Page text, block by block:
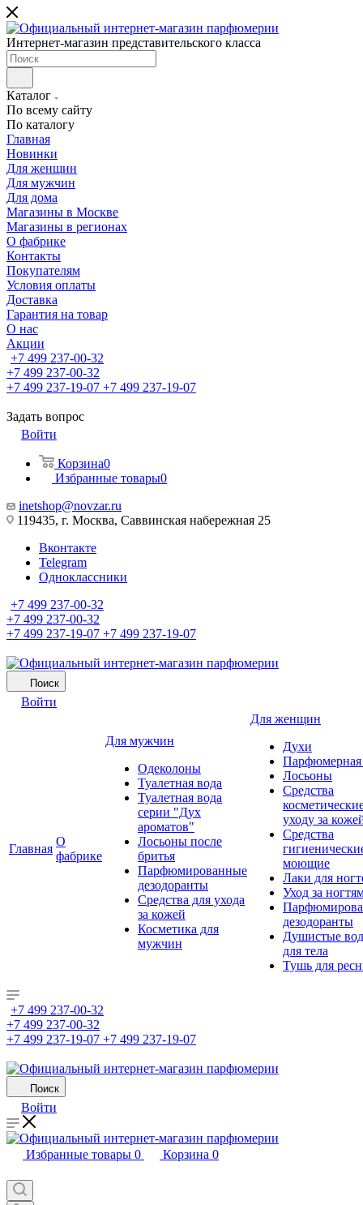
Интернет-магазин представительского класса
Каталог
По всему сайту
По каталогу
Главная
Новинки
Для женщин
Для мужчин
Для дома
Магазины в Москве
Магазины в регионах
О фабрике
Контакты
Покупателям
Условия оплаты
Доставка
Гарантия на товар
О нас
Акции
+7 499 237-00-32
+7 499 237-00-32
+7 499 237-19-07 +7 499 237-19-07
Задать вопрос
Войти
Корзина0
Избранные товары0
inetshop@novzar.ru
119435, г. Москва, Саввинская набережная 25
Вконтакте
Telegram
Одноклассники
+7 499 237-00-32
+7 499 237-00-32
+7 499 237-19-07 +7 499 237-19-07
Поиск
Войти
Главная
О
фабрике
Для мужчин
Одеколоны
Туалетная вода
Туалетная вода
серии "Дух
ароматов"
Лосьоны после
бритья
Парфюмированные
дезодоранты
Средства для ухода
за кожей
Косметика для
мужчин
Для женщин
Духи
Парфюмерная
Лосьоны
Средства
уходу за
Средства
моющие
Лаки для
Уход за
дезодоранты
Душистые
для тела
Тушь для
+7 499 237-00-32
+7 499 237-00-32
+7 499 237-19-07 +7 499 237-19-07
Поиск
Войти
Избранные товары 0 Корзина 0